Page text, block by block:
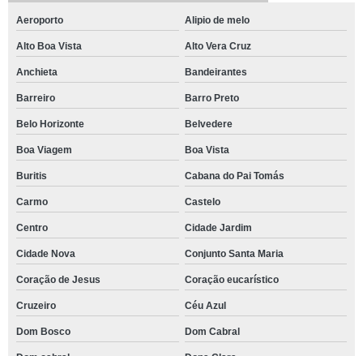
Aeroporto Alipio de melo
Alto Boa Vista Alto Vera Cruz
Anchieta Bandeirantes
Barreiro Barro Preto
Belo Horizonte Belvedere
Boa Viagem Boa Vista
Buritis Cabana do Pai Tomás
Carmo Castelo
Centro Cidade Jardim
Cidade Nova Conjunto Santa Maria
Coração de Jesus Coração eucarístico
Cruzeiro Céu Azul
Dom Bosco Dom Cabral